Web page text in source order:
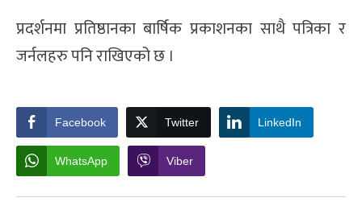
प्रदर्शनमा प्रतिष्ठानका बार्षिक प्रकाशनका साथै पत्रिका र
जर्नलहरु पनि राखिएको छ ।
Facebook Twitter LinkedIn
WhatsApp Viber